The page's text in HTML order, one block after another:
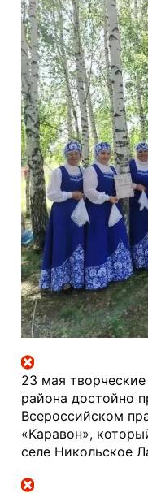
23 мая
района достойно
Всероссийском
«Каравон»,
селе Никольское